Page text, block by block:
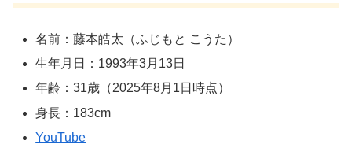
名前：藤本皓太（ふじもと こうた）
生年月日：1993年3月13日
年齢：31歳（2025年8月1日時点）
身長：183cm
YouTube